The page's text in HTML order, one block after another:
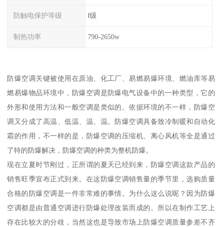
防触电保护等级 Ⅰ级
制热功率 790-2650w
防爆空调关键被使用在原油、化工厂、易燃易爆环境、燃油库等易
燃易爆物品环境中，防爆空调是防爆电气设备中的一种类型，它的
外形和使用方法和一般空调是类似的。依据环境的不一样，防爆空
调又分成了高温、低温、温、温。防爆空调具备致冷制暖和自动化
霜的作用，不一样的是，防爆空调的压缩机、离心风机等全是通过
了特的防爆解决，防爆空调的种类为整机防爆。
现在立夏时节刚过，正所谓的夏天已经到来，防爆空调这款产品的
销售旺季宣布正式到来。在这防爆空调销售量的季节里，选购质量
合格的防爆空调是一件非常难的事情。为什么这么说呢？因为防爆
空调都是由普通空调进行防爆处理改装而成的。所以在制作工艺上
存在比较大的分歧，当然这也是导致市场上防爆空调质量参差不齐